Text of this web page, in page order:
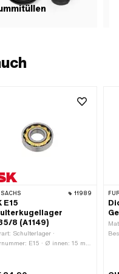
SACHS 11989
E15
8 (A1149)
Schulterlager ·
E15 · Ø innen: 15 mm
Kugellager geschlossen: Nein